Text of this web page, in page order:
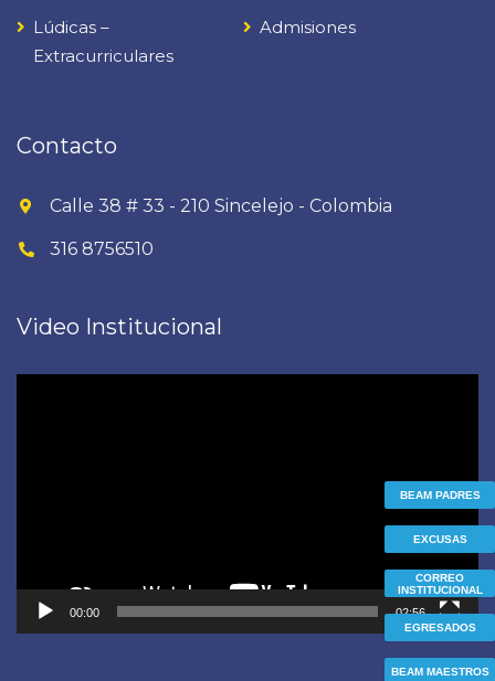
Lúdicas –
Extracurriculares
Admisiones
Contacto
Calle 38 # 33 - 210 Sincelejo - Colombia
316 8756510
Video Institucional
00:00 02:56
BEAM MAESTROS
EGRESADOS
CORREO
INSTITUCIONAL
BEAM PADRES
EXCUSAS